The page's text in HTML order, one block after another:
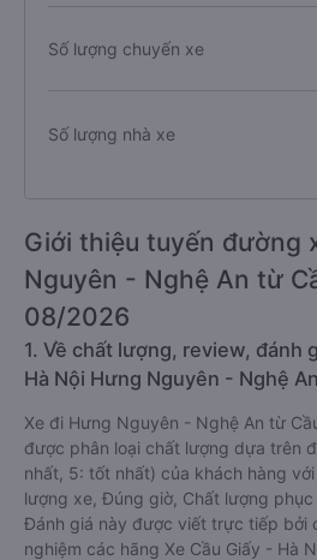
Số lượng chuyến xe
Số lượng nhà xe
Giới thiệu tuyến đường
Nguyên - Nghệ An từ
08/2026
1. Về chất lượng, review, đánh
Hà Nội Hưng Nguyên - Nghệ An
Xe đi Hưng Nguyên - Nghệ An từ
được phân loại chất lượng dựa trên
nhất, 5: tốt nhất) của khách hàng
lượng xe, Đúng giờ, Chất lượng phục
Đánh giá này được viết trực tiếp bởi
nghiệm các hãng Xe Cầu Giấy - Hà